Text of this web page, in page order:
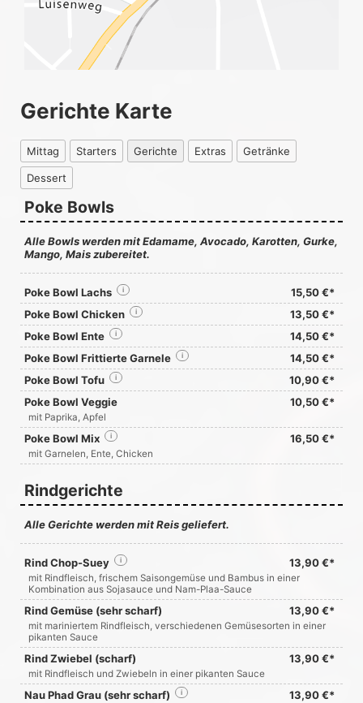
Gerichte Karte
Mittag Starters Gerichte Extras Getränke
Dessert
Poke Bowls
Alle Bowls werden mit Edamame, Avocado, Karotten, Gurke,
Mango, Mais zubereitet.
Poke Bowl Lachs 15,50 €*
i
Poke Bowl Chicken 13,50 €*
i
Poke Bowl Ente 14,50 €*
i
Poke Bowl Frittierte Garnele 14,50 €*
i
Poke Bowl Tofu 10,90 €*
i
Poke Bowl Veggie 10,50 €*
mit Paprika, Apfel
Poke Bowl Mix 16,50 €*
i
mit Garnelen, Ente, Chicken
Rindgerichte
Alle Gerichte werden mit Reis geliefert.
Rind Chop-Suey 13,90 €*
i
mit Rindfleisch, frischem Saisongemüse und Bambus in einer
Kombination aus Sojasauce und Nam-Plaa-Sauce
Rind Gemüse (sehr scharf) 13,90 €*
mit mariniertem Rindfleisch, verschiedenen Gemüsesorten in einer
pikanten Sauce
Rind Zwiebel (scharf) 13,90 €*
mit Rindfleisch und Zwiebeln in einer pikanten Sauce
Nau Phad Grau (sehr scharf) 13,90 €*
i